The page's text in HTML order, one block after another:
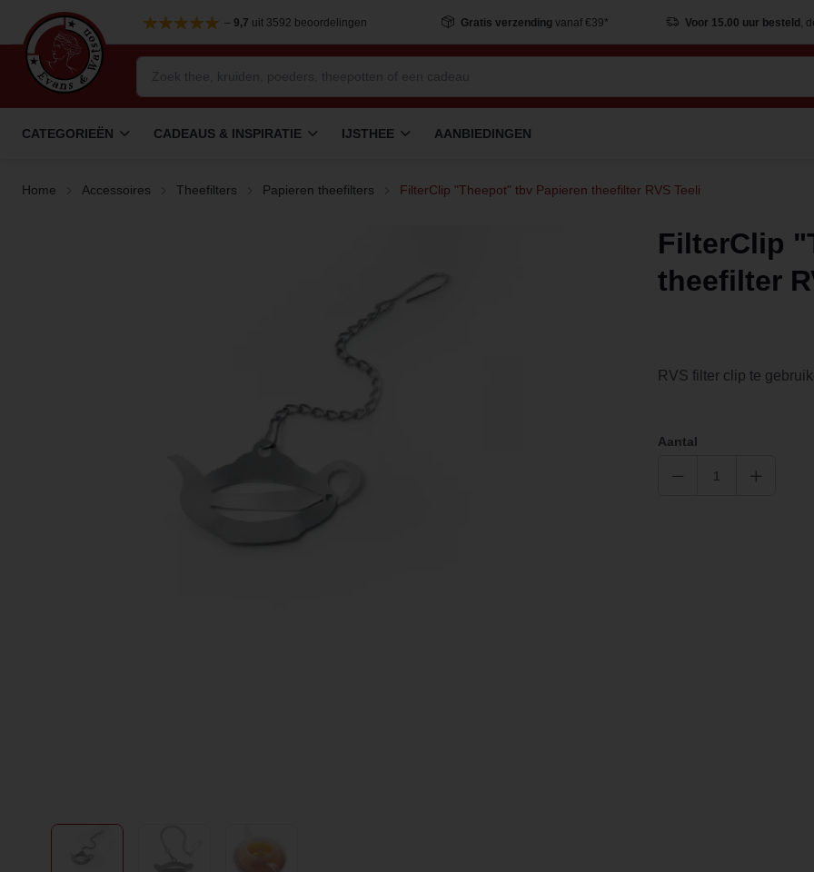
– 9,7 uit 3592 beoordelingen Gratis verzending vanaf €39* Voor 15.00 uur besteld ,
CATEGORIEËN CADEAUS & INSPIRATIE IJSTHEE AANBIEDINGEN
Home Accessoires Theefilters Papieren theefilters FilterClip "Theepot" tbv Papieren theefilter RVS Teeli
FilterClip
theefilter
RVS filter clip te
Aantal